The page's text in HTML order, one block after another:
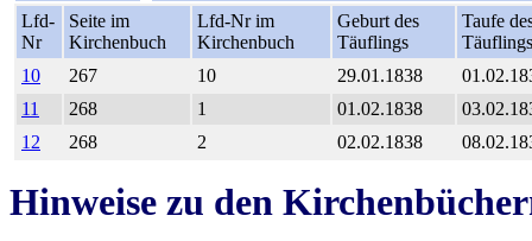
Lfd-
Nr
Seite im
Kirchenbuch
Lfd-Nr im
Kirchenbuch
Geburt des
Täuflings
Taufe
Täuflings
10
267 10 29.01.1838
11
268 1 01.02.1838
12
268 2 02.02.1838
Hinweise zu den